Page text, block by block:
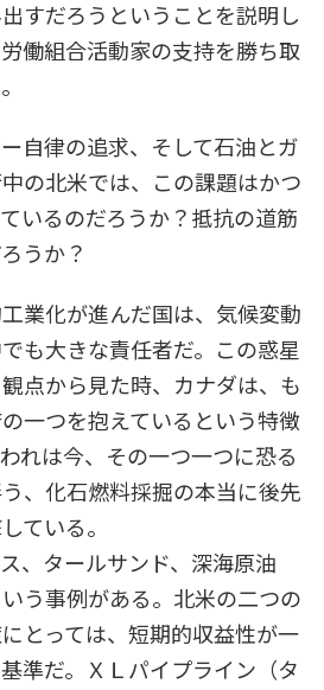
すだろうということを説明し
働組合活動家の支持を勝ち取
ー自律の追求、そして石油とガ
の北米では、この課題はかつ
いるのだろうか？抵抗の道筋
うか？
業化が進んだ国は、気候変動
も大きな責任者だ。この惑星
点から見た時、カナダは、も
一つを抱えているという特徴
れは今、その一つ一つに恐る
、化石燃料採掘の本当に後先
ている。
、タールサンド、深海原油
いう事例がある。北米の二つの
とっては、短期的収益性が一
準だ。ＸＬパイプライン（タ